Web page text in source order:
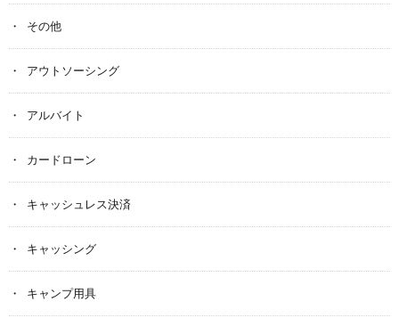
その他
アウトソーシング
アルバイト
カードローン
キャッシュレス決済
キャッシング
キャンプ用具